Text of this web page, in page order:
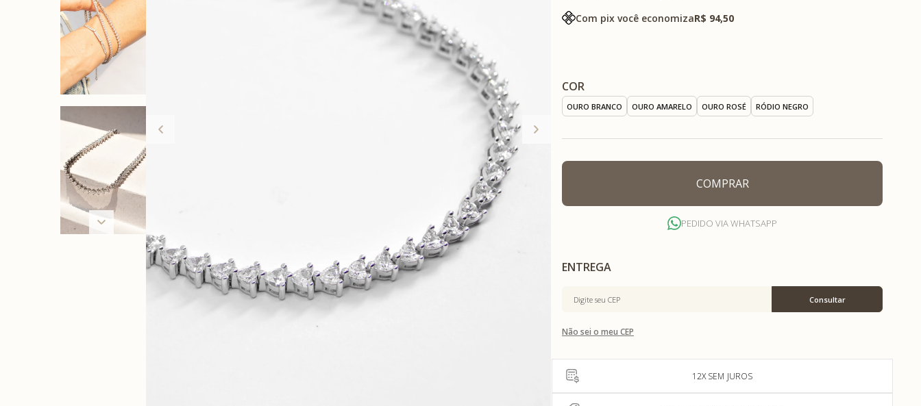
Com pix você economizaR$ 94,50
COR
OURO BRANCO OURO AMARELO OURO ROSÉ RÓDIO NEGRO
COMPRAR
PEDIDO VIA WHATSAPP
Não sei o meu CEP
12X SEM JUROS